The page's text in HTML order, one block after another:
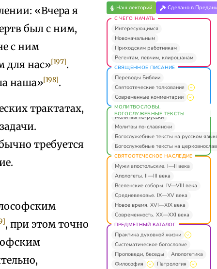
«Вчера я
был с ним,
с ним
для нас»[197].
наша»[198].
трактатах,
требуется
, при этом точно
Наш лекторий Сделано в
С ЧЕГО НАЧАТЬ
Интересующимся
Новоначальным
Приходским работникам
Регентам, певчим, клирошанам
СВЯЩЕННОЕ ПИСАНИЕ
Переводы Библии
Святоотеческие толкования
Современные комментарии
МОЛИТВОСЛОВЫ.
БОГОСЛУЖЕБНЫЕ ТЕКСТЫ
Молитвы по-русски
Молитвы по-славянски
Богослужебные тексты на русском
Богослужебные тексты на
СВЯТООТЕЧЕСКОЕ НАСЛЕДИЕ
Мужи апостольские. I—II века
Апологеты. II—III века
Вселенские соборы. IV—VIII века
Средневековье. IX—XV века
Новое время. XVI—XIX века
Современность. XX—XXI века
ПРЕДМЕТНЫЙ КАТАЛОГ
Практика духовной жизни
Систематическое богословие
Проповеди, беседы
Апологетика
Философия
Патрология